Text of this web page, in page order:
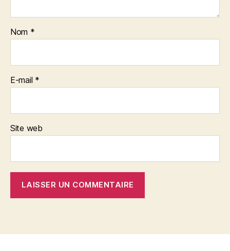
Nom *
E-mail *
Site web